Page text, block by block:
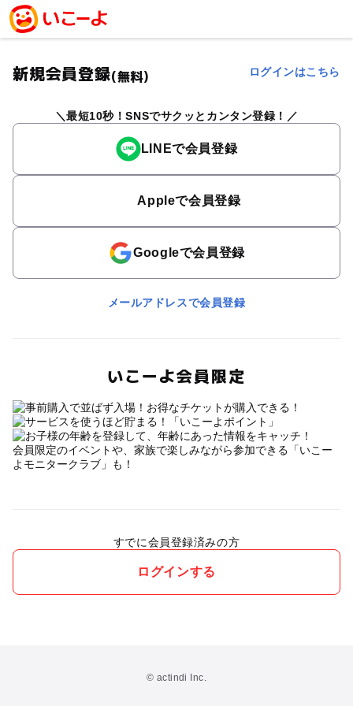
新規会員登録(無料) ログインはこちら
最短10秒！SNSでサクッとカンタン登録！
LINEで会員登録
Appleで会員登録
Googleで会員登録
メールアドレスで会員登録
いこーよ会員限定
会員限定のイベントや、家族で楽しみながら参加できる「いこー
よモニタークラブ」も！
すでに会員登録済みの方
ログインする
© actindi Inc.